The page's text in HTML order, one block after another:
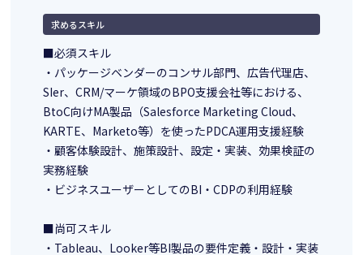
求めるスキル
■必須スキル
・パッケージベンダーのコンサル部門、広告代理店、
SIer、CRM/マーケ領域のBPO支援会社等における、
BtoC向けMA製品（Salesforce Marketing Cloud、
KARTE、Marketo等）を使ったPDCA運用支援経験
・顧客体験設計、施策設計、設定・実装、効果検証の
実務経験
・ビジネスユーザーとしてのBI・CDPの利用経験
■尚可スキル
・Tableau、Looker等BI製品の要件定義・設計・実装